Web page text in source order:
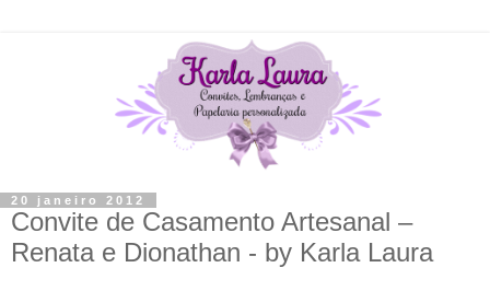
20 janeiro 2012
Convite de Casamento Artesanal –
Renata e Dionathan - by Karla Laura